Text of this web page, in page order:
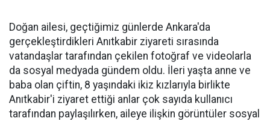
Doğan ailesi, geçtiğimiz günlerde Ankara'da
gerçekleştirdikleri Anıtkabir ziyareti sırasında
vatandaşlar tarafından çekilen fotoğraf ve videolarla
da sosyal medyada gündem oldu. İleri yaşta anne ve
baba olan çiftin, 8 yaşındaki ikiz kızlarıyla birlikte
Anıtkabir'i ziyaret ettiği anlar çok sayıda kullanıcı
tarafından paylaşılırken, aileye ilişkin görüntüler sosyal